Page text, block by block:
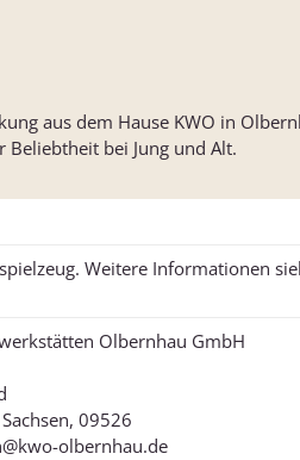
aus dem Hause KWO in
bei Jung und Alt.
Weitere Informationen
Olbernhau GmbH
09526
olbernhau.de